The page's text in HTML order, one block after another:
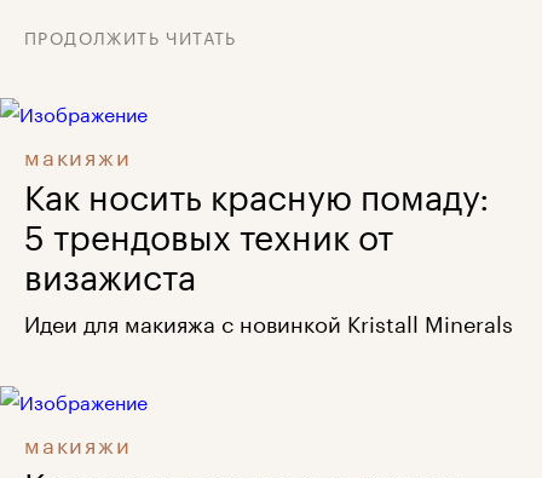
ПРОДОЛЖИТЬ ЧИТАТЬ
макияжи
Как носить красную помаду:
5 трендовых техник от
визажиста
Идеи для макияжа с новинкой Kristall Minerals
макияжи